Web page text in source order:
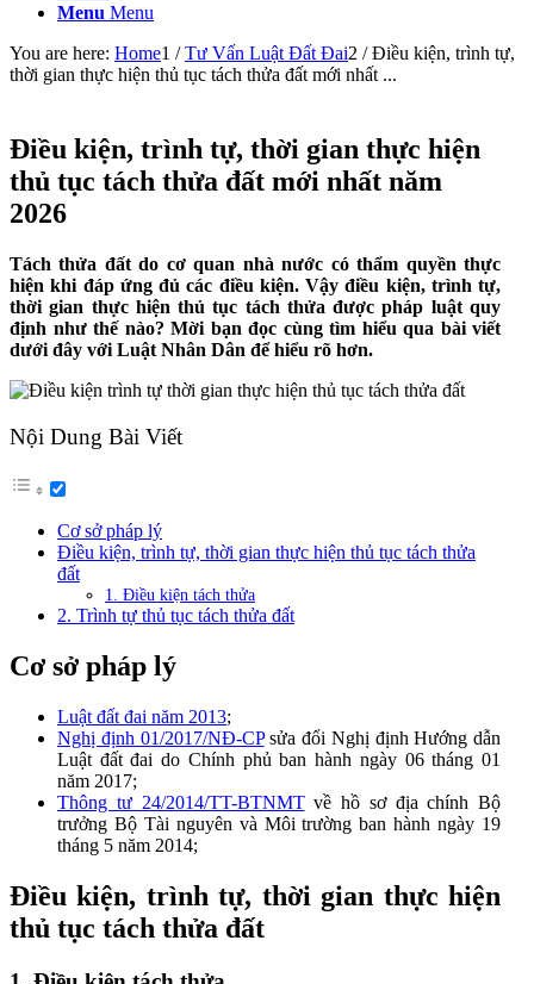
Menu Menu
You are here: Home1 / Tư Vấn Luật Đất Đai2 / Điều kiện, trình tự,
thời gian thực hiện thủ tục tách thửa đất mới nhất ...
Điều kiện, trình tự, thời gian thực hiện
thủ tục tách thửa đất mới nhất năm
2026
Tách thửa đất do cơ quan nhà nước có thẩm quyền thực
hiện khi đáp ứng đủ các điều kiện. Vậy điều kiện, trình tự,
thời gian thực hiện thủ tục tách thửa được pháp luật quy
định như thế nào? Mời bạn đọc cùng tìm hiểu qua bài viết
dưới đây với Luật Nhân Dân để hiểu rõ hơn.
Nội Dung Bài Viết
Cơ sở pháp lý
Điều kiện, trình tự, thời gian thực hiện thủ tục tách thửa
đất
1. Điều kiện tách thửa
2. Trình tự thủ tục tách thửa đất
Cơ sở pháp lý
Luật đất đai năm 2013;
Nghị định 01/2017/NĐ-CPsửa đổi Nghị định Hướng dẫn
Luật đất đai do Chính phủ ban hành ngày 06 tháng 01
năm 2017;
Thông tư 24/2014/TT-BTNMTvề hồ sơ địa chính Bộ
trưởng Bộ Tài nguyên và Môi trường ban hành ngày 19
tháng 5 năm 2014;
Điều kiện, trình tự, thời gian thực hiện
thủ tục tách thửa đất